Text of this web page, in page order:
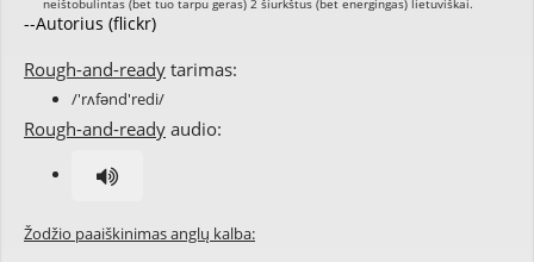
--Autorius (flickr)
Rough-and-ready tarimas:
/'rʌfənd'redi/
Rough-and-ready audio:
Žodžio paaiškinimas anglų kalba: